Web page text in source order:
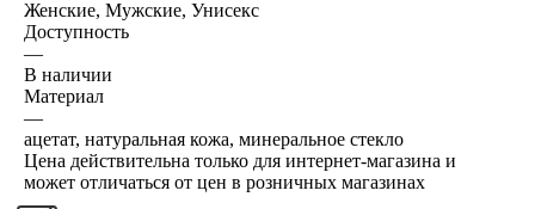
Женские, Мужские, Унисекс
Доступность
—
В наличии
Материал
—
ацетат, натуральная кожа, минеральное стекло
Цена действительна только для интернет-магазина и
может отличаться от цен в розничных магазинах